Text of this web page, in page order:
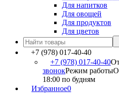
Для напитков
Для овощей
Для продуктов
Для цветов
+7 (978) 017-40-40
+7 (978) 017-40-40
звонокРежим работы
18:00 по будням
Избранное0